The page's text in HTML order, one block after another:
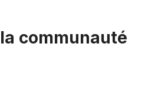
communauté